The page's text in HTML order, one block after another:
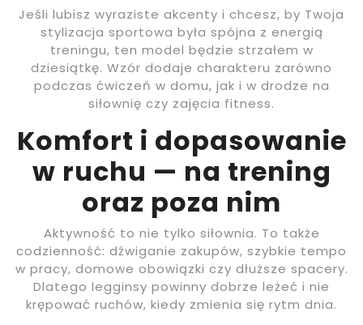
Jeśli lubisz wyraziste akcenty i chcesz, by Twoja
stylizacja sportowa była spójna z energią
treningu, ten model będzie strzałem w
dziesiątkę. Wzór dodaje charakteru zarówno
podczas ćwiczeń w domu, jak i w drodze na
siłownię czy zajęcia fitness.
Komfort i dopasowanie
w ruchu — na trening
oraz poza nim
Aktywność to nie tylko siłownia. To także
codzienność: dźwiganie zakupów, szybkie tempo
w pracy, domowe obowiązki czy dłuższe spacery.
Dlatego legginsy powinny dobrze leżeć i nie
krępować ruchów, kiedy zmienia się rytm dnia.